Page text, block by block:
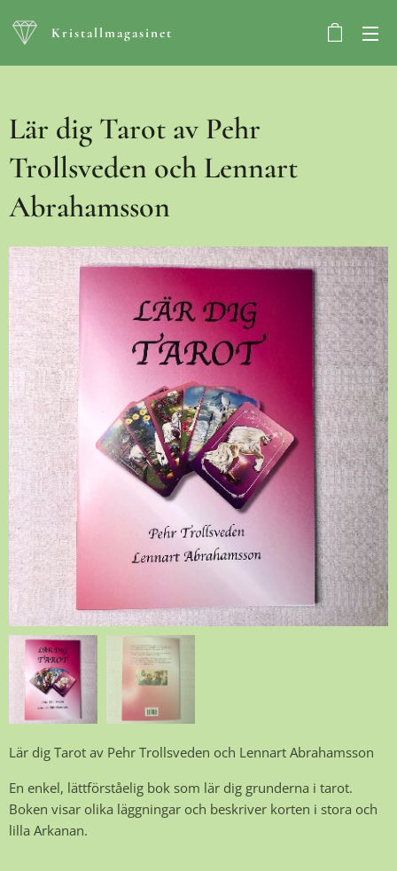
Kristallmagasinet
Lär dig Tarot av Pehr
Trollsveden och Lennart
Abrahamsson
Lär dig Tarot av Pehr Trollsveden och Lennart Abrahamsson
En enkel, lättförståelig bok som lär dig grunderna i tarot.
Boken visar olika läggningar och beskriver korten i stora och
lilla Arkanan.